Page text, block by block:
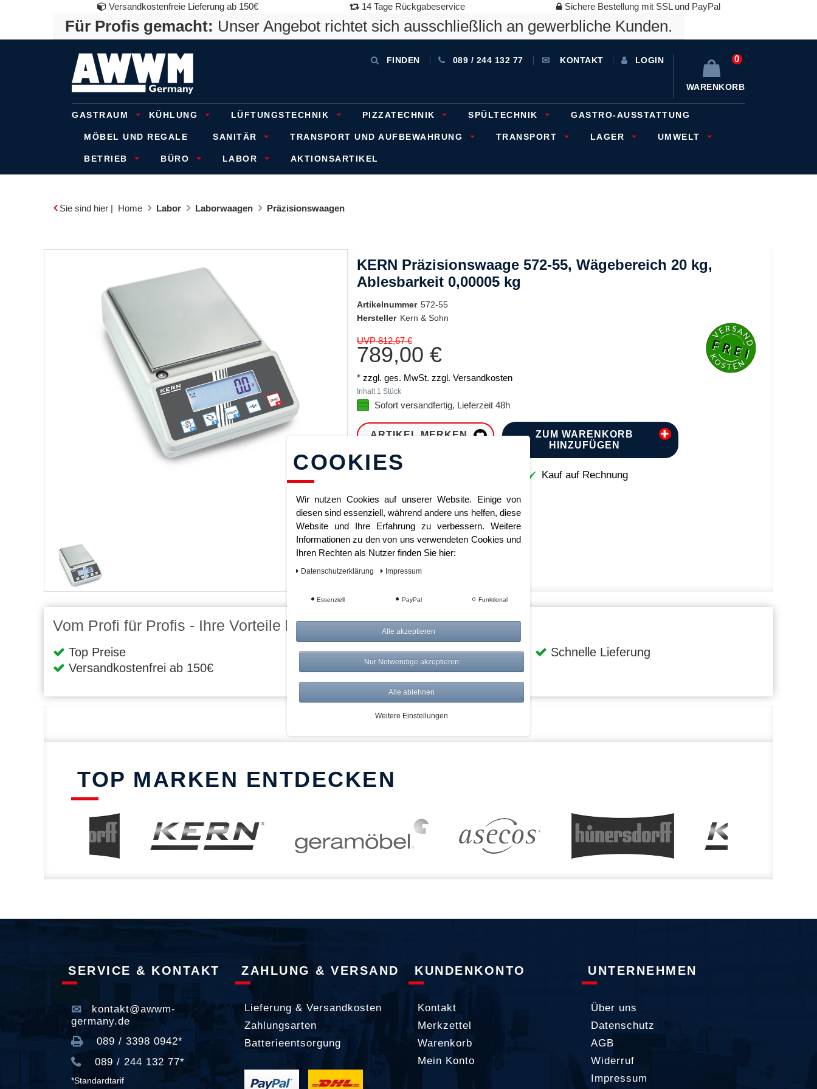
Versandkostenfreie Lieferung ab 150€ 14 Tage Rückgabeservice Sichere Bestellung mit SSL und PayPal
Für Profis gemacht: Unser Angebot richtet sich ausschließlich an gewerbliche Kunden.
FINDEN 089 / 244 132 77 KONTAKT LOGIN 0
WARENKORB
GASTRAUM KÜHLUNG LÜFTUNGSTECHNIK PIZZATECHNIK SPÜLTECHNIK GASTRO-AUSSTATTUNG
MÖBEL UND REGALE SANITÄR TRANSPORT UND AUFBEWAHRUNG TRANSPORT LAGER UMWELT
BETRIEB BÜRO LABOR AKTIONSARTIKEL
Sie sind hier | Home Labor Laborwaagen Präzisionswaagen
KERN Präzisionswaage 572-55, Wägebereich 20 kg,
Ablesbarkeit 0,00005 kg
Artikelnummer 572-55
Hersteller Kern & Sohn
UVP 812,67 €
789,00 €
* zzgl. ges. MwSt. zzgl. Versandkosten
Inhalt 1 Stück
Sofort versandfertig, Lieferzeit 48h
ARTIKEL MERKEN
ZUM WARENKORB
HINZUFÜGEN
Kauf auf Rechnung
Vom Profi für Profis - Ihre Vorteile bei AWWM:
Top Preise
Versandkostenfrei ab 150€
Risikolos: 14 Tage Rückgabe
Über 20.000 Artikel
Schnelle Lieferung
TOP MARKEN ENTDECKEN
SERVICE & KONTAKT
kontakt@awwm-
germany.de
089 / 3398 0942*
089 / 244 132 77*
*Standardtarif
ZAHLUNG & VERSAND
Lieferung & Versandkosten
Zahlungsarten
Batterieentsorgung
KUNDENKONTO
Kontakt
Merkzettel
Warenkorb
Mein Konto
UNTERNEHMEN
Über uns
Datenschutz
AGB
Widerruf
Impressum
COOKIES
Wir nutzen Cookies auf unserer Website. Einige von
diesen sind essenziell, während andere uns helfen, diese
Website und Ihre Erfahrung zu verbessern. Weitere
Informationen zu den von uns verwendeten Cookies und
Ihren Rechten als Nutzer finden Sie hier:
Daten­schutz­erklärung Impressum
Essenziell PayPal Funktional
Alle akzeptieren
Nur Notwendige akzeptieren
Alle ablehnen
Weitere Einstellungen